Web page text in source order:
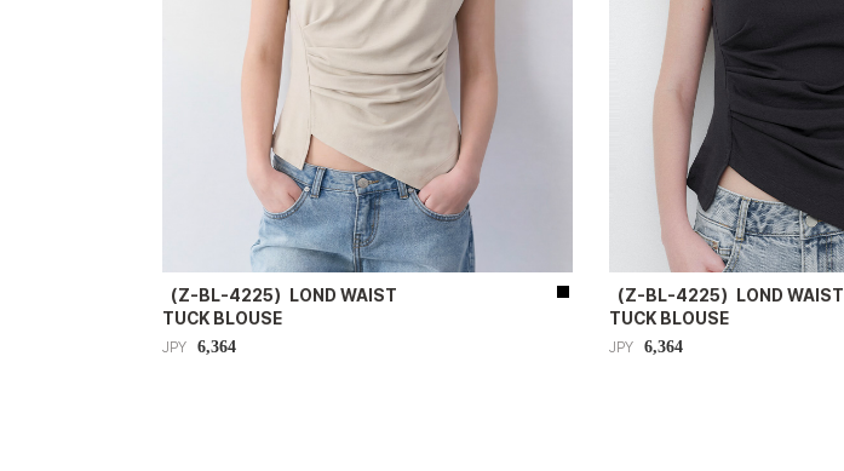
（Z-BL-4225）LOND WAIST
TUCK BLOUSE
JPY 6,364
（Z-BL-4225）LOND WAIST
TUCK BLOUSE
JPY 6,364